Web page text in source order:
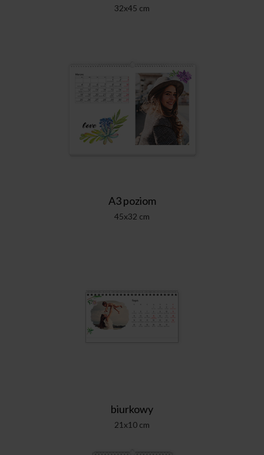
32x45 cm
A3 poziom
45x32 cm
biurkowy
21x10 cm